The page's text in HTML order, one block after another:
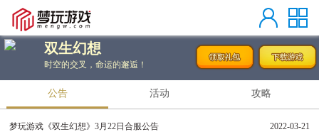
双生幻想
时空的交叉，命运的邂逅！
公告 活动 攻略
2022-03-21
梦玩游戏《双生幻想》3月22日合服公告